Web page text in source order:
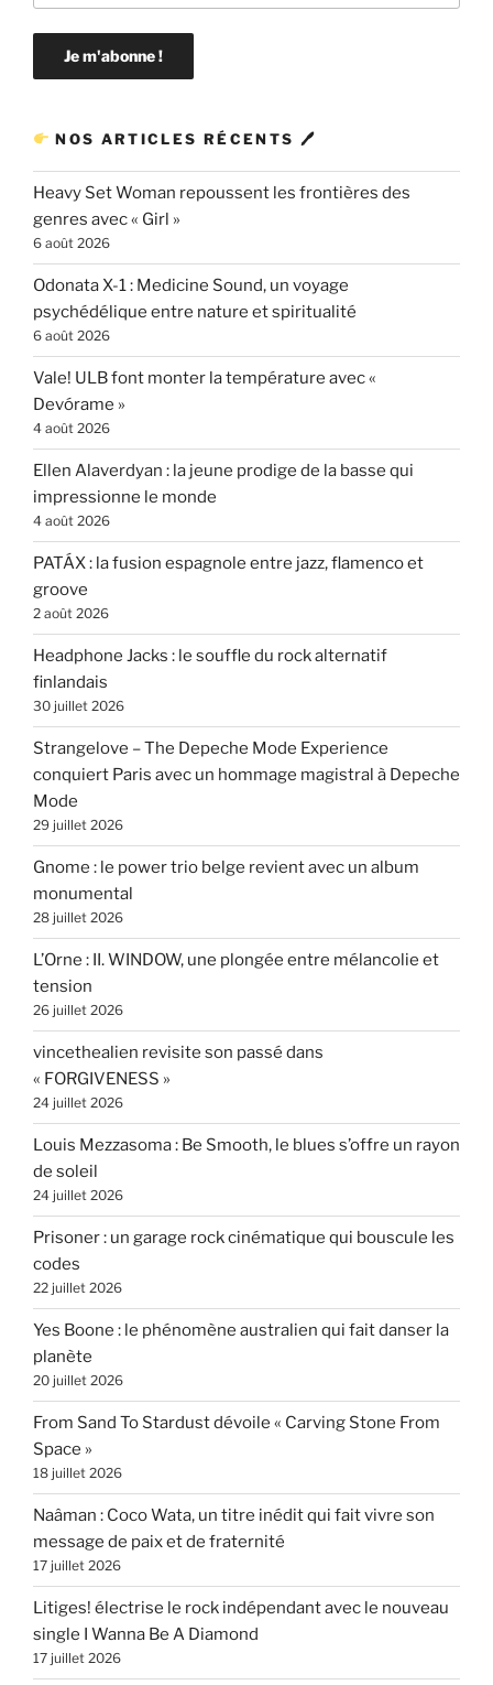
NOS ARTICLES RÉCENTS 🖊
Heavy Set Woman repoussent les frontières des
genres avec « Girl »
6 août 2026
Odonata X-1 : Medicine Sound, un voyage
psychédélique entre nature et spiritualité
6 août 2026
Vale! ULB font monter la température avec «
Devórame »
4 août 2026
Ellen Alaverdyan : la jeune prodige de la basse qui
impressionne le monde
4 août 2026
PATÁX : la fusion espagnole entre jazz, flamenco et
groove
2 août 2026
Headphone Jacks : le souffle du rock alternatif
finlandais
30 juillet 2026
Strangelove – The Depeche Mode Experience
conquiert Paris avec un hommage magistral à Depeche
Mode
29 juillet 2026
Gnome : le power trio belge revient avec un album
monumental
28 juillet 2026
L’Orne : II. WINDOW, une plongée entre mélancolie et
tension
26 juillet 2026
vincethealien revisite son passé dans
« FORGIVENESS »
24 juillet 2026
Louis Mezzasoma : Be Smooth, le blues s’offre un rayon
de soleil
24 juillet 2026
Prisoner : un garage rock cinématique qui bouscule les
codes
22 juillet 2026
Yes Boone : le phénomène australien qui fait danser la
planète
20 juillet 2026
From Sand To Stardust dévoile « Carving Stone From
Space »
18 juillet 2026
Naâman : Coco Wata, un titre inédit qui fait vivre son
message de paix et de fraternité
17 juillet 2026
Litiges! électrise le rock indépendant avec le nouveau
single I Wanna Be A Diamond
17 juillet 2026